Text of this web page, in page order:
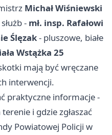
Michał Wiśniewski
- mł. insp. Rafałowi
Ślęzak- pluszowe, białe
Wstążka 25
mają być wręczane
interwencji.
praktyczne informacje -
i gdzie zgłaszać
Powiatowej Policji w